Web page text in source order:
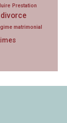
Prestation
matrimonial